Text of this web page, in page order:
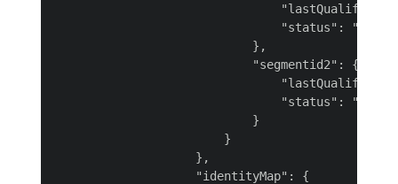
"status":
                            },
                            "segmentid2": {
"status":
                            }
                        }
                    },
                    "identityMap": {